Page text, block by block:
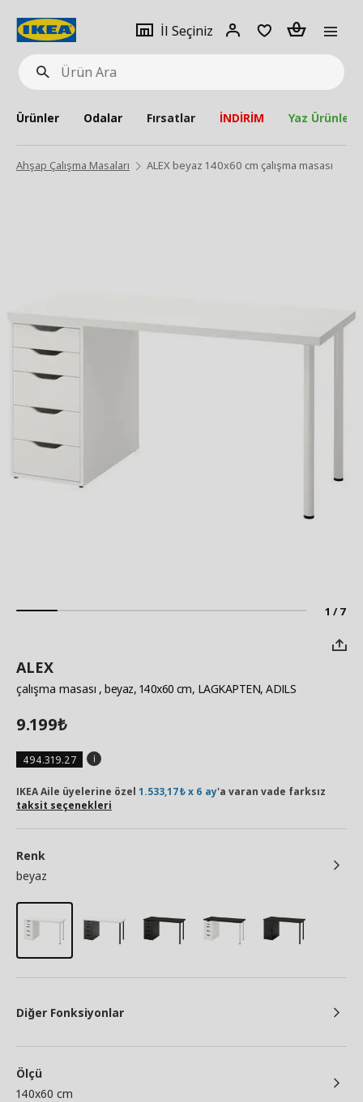
Ürün
Ara
İl Seçiniz
Giriş
Adet
Ürünler Odalar Fırsatlar İNDİRİM Yaz Ürünleri
Ahşap Çalışma Masaları ALEX beyaz 140x60 cm çalışma masası
1 / 7
ALEX
çalışma masası , beyaz, 140x60 cm, LAGKAPTEN, ADILS
9.199₺
494.319.27
IKEA Aile üyelerine özel 1.533,17₺ x 6 ay'a varan vade farksız
taksit seçenekleri
Renk
beyaz
Diğer Fonksiyonlar
Ölçü
140x60 cm